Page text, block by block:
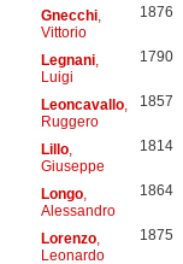
Gnecchi,
Vittorio
1876
Legnani,
Luigi
1790
Leoncavallo,
Ruggero
1857
Lillo,
Giuseppe
1814
Longo,
Alessandro
1864
Lorenzo,
Leonardo
1875